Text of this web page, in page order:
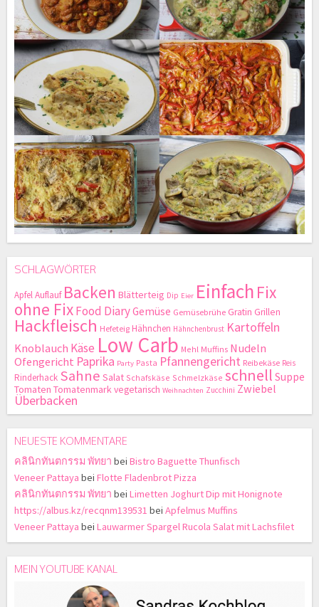
SCHLAGWÖRTER
ApfelAuflauf Backen Blätterteig Dip Eier Einfach Fix
ohne FixFood DiaryGemüse Gemüsebrühe Gratin Grillen
Hackfleisch Hefeteig Hähnchen Hähnchenbrust Kartoffeln
Knoblauch Käse Low Carb Mehl Muffins Nudeln
Ofengericht Paprika Party Pasta Pfannengericht Reibekäse Reis
Rinderhack Sahne Salat Schafskäse Schmelzkäse schnell Suppe
Tomaten Tomatenmarkvegetarisch Weihnachten Zucchini Zwiebel
Überbacken
NEUESTE KOMMENTARE
คลินิกทันตกรรม พัทยา bei Bistro Baguette Thunfisch
Veneer Pattaya bei Flotte Fladenbrot Pizza
คลินิกทันตกรรม พัทยา bei Limetten Joghurt Dip mit Honignote
https://albus.kz/recqnm139531 bei Apfelmus Muffins
Veneer Pattaya bei Lauwarmer Spargel Rucola Salat mit Lachsfilet
MEIN YOUTUBE KANAL